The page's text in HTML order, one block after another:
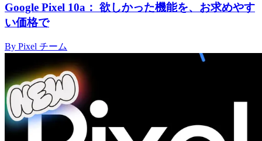
Google Pixel 10a： 欲しかった機能を、お求めやす
い価格で
By Pixel チーム